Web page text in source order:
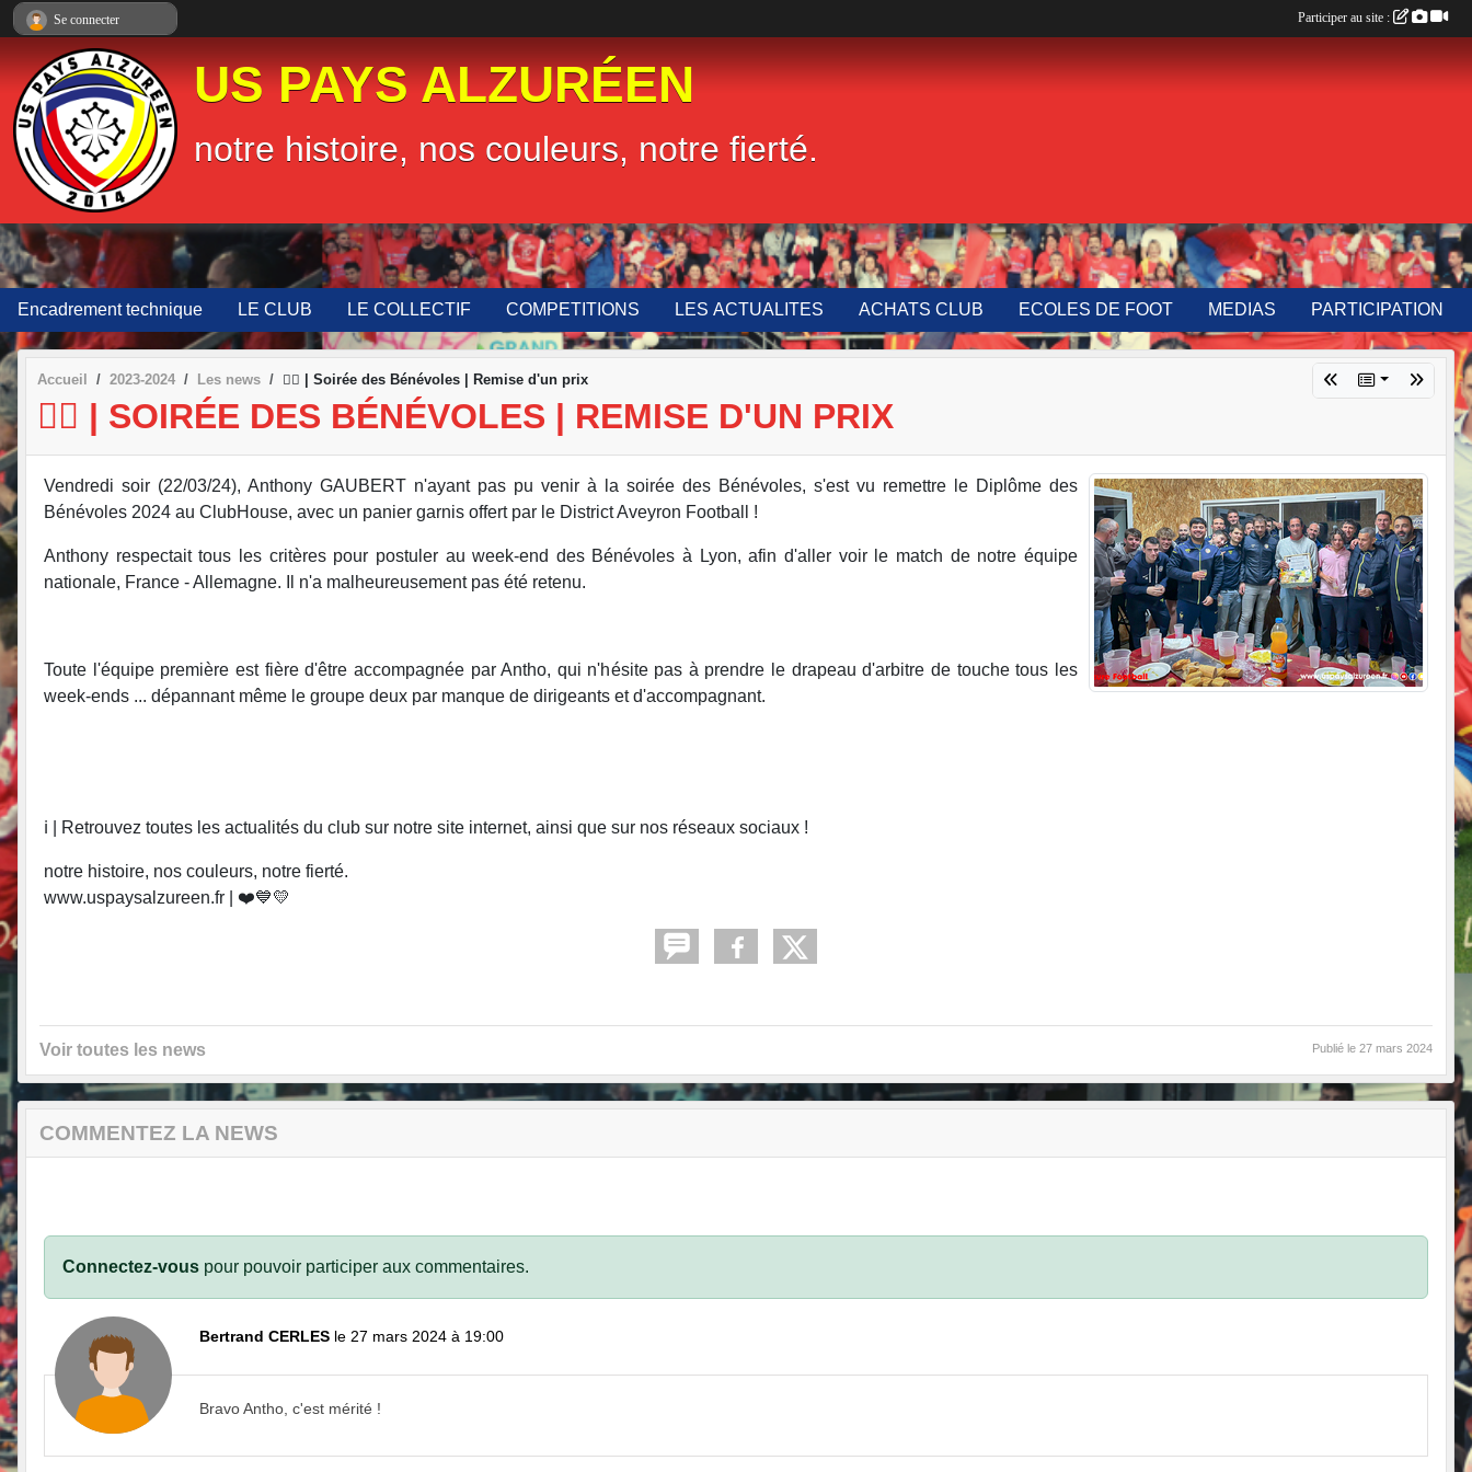
US PAYS ALZURÉEN
notre histoire, nos couleurs, notre fierté.
Encadrement technique LE CLUB LE COLLECTIF COMPETITIONS LES ACTUALITES ACHATS CLUB ECOLES DE FOOT MEDIAS PARTICIPATION
Accueil 2023-2024 Les news 🤵‍♂️ | Soirée des Bénévoles | Remise d'un prix
🤵‍♂️ | SOIRÉE DES BÉNÉVOLES | REMISE D'UN PRIX
Vendredi soir (22/03/24), Anthony GAUBERT n'ayant pas pu venir à la soirée des Bénévoles, s'est vu remettre le Diplôme des
Bénévoles 2024 au ClubHouse, avec un panier garnis offert par le District Aveyron Football !
Anthony respectait tous les critères pour postuler au week-end des Bénévoles à Lyon, afin d'aller voir le match de notre équipe
nationale, France - Allemagne. Il n'a malheureusement pas été retenu.
Toute l'équipe première est fière d'être accompagnée par Antho, qui n'hésite pas à prendre le drapeau d'arbitre de touche tous les
week-ends ... dépannant même le groupe deux par manque de dirigeants et d'accompagnant.
ℹ️ | Retrouvez toutes les actualités du club sur notre site internet, ainsi que sur nos réseaux sociaux !
notre histoire, nos couleurs, notre fierté.
www.uspaysalzureen.fr | ❤️💙💛
Voir toutes les news Publié le 27 mars 2024
COMMENTEZ LA NEWS
Connectez-vous pour pouvoir participer aux commentaires.
Bertrand CERLES le 27 mars 2024 à 19:00
Bravo Antho, c'est mérité !
Se connecter Participer au site :
Panneau de gestion des cookies